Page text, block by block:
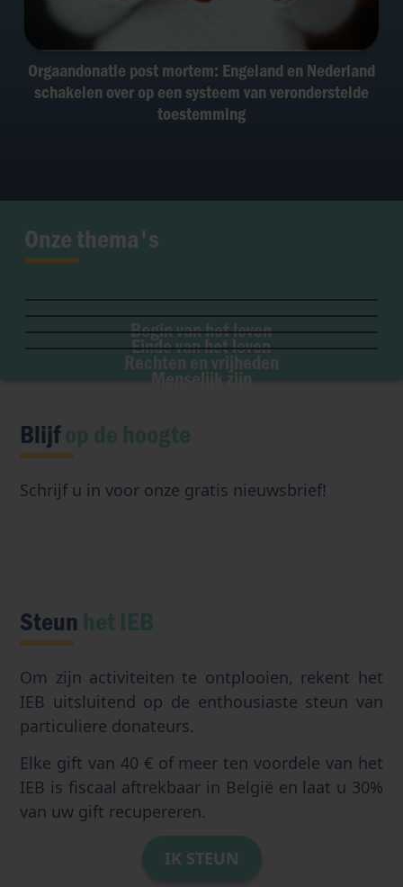
Orgaandonatie post mortem: Engeland en Nederland
schakelen over op een systeem van veronderstelde
toestemming
Onze thema's
Begin van het leven
Zwangerschap
Embryo
Draagmoederschap
Abortus
Einde van het leven
Euthanasie
Orgaandonatie
Rechten en vrijheden
Vrijheid van geweten
Institutionele vrijheid
Toegang tot oorsprong
Menselijk zijn
Ziekte & handicap
Geslacht & seksualiteit
Eugenetica
Transhumanisme
Blijfop de hoogte
Schrijf u in voor onze gratis nieuwsbrief!
Steun het IEB
Om zijn activiteiten te ontplooien, rekent het
IEB uitsluitend op de enthousiaste steun van
particuliere donateurs.
Elke gift van 40 € of meer ten voordele van het
IEB is fiscaal aftrekbaar in België en laat u 30%
van uw gift recupereren.
IK STEUN